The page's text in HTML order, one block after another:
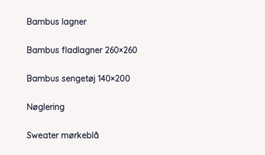
Bambus lagner
Bambus fladlagner 260×260
Bambus sengetøj 140×200
Nøglering
Sweater mørkeblå